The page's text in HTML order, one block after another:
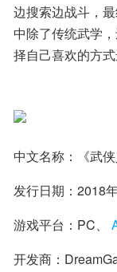
边搜索边战斗，
中除了传统武学
择自己喜欢的方式
中文名称：《武侠
发行日期：2018
游戏平台：PC、
开发商：